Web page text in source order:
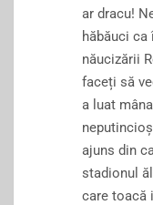
ar dracu!
hăbăuci
năucizării
faceți să
a luat
ajuns din
stadionul
care toacă